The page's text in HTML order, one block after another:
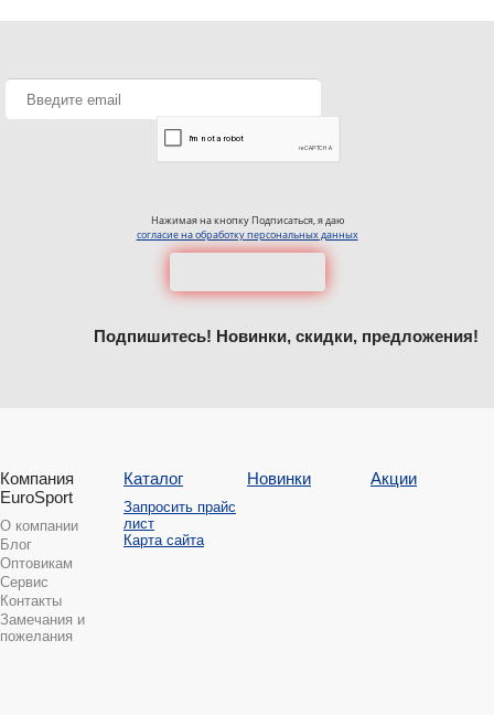
Нажимая на кнопку Подписаться, я даю
согласие на обработку персональных данных
Подпишитесь! Новинки, скидки, предложения!
Компания
EuroSport
О компании
Блог
Оптовикам
Сервис
Контакты
Замечания и
пожелания
Каталог
Запросить прайс
лист
Карта сайта
Новинки Акции